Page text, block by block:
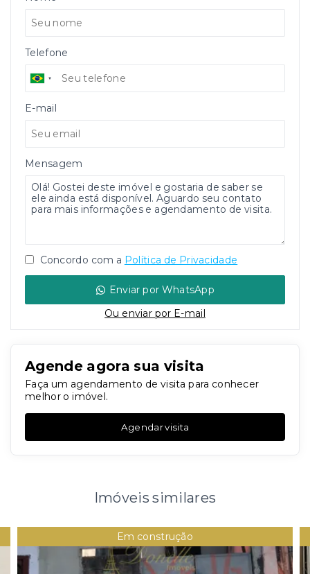
Telefone
E-mail
Mensagem
Concordo com a Política de Privacidade
Enviar por WhatsApp
Ou enviar por E-mail
Agende agora sua visita
Faça um agendamento de visita para conhecer
melhor o imóvel.
Agendar visita
Imóveis similares
Em construção